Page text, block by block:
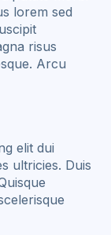
lorem sed
risus
Arcu
elit dui
ultricies. Duis